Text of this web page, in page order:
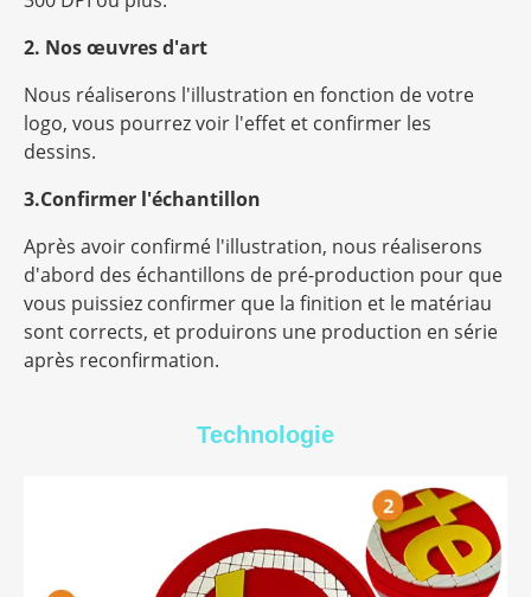
2. Nos œuvres d'art
Nous réaliserons l'illustration en fonction de votre
logo, vous pourrez voir l'effet et confirmer les
dessins.
3.Confirmer l'échantillon
Après avoir confirmé l'illustration, nous réaliserons
d'abord des échantillons de pré-production pour que
vous puissiez confirmer que la finition et le matériau
sont corrects, et produirons une production en série
après reconfirmation.
Technologie